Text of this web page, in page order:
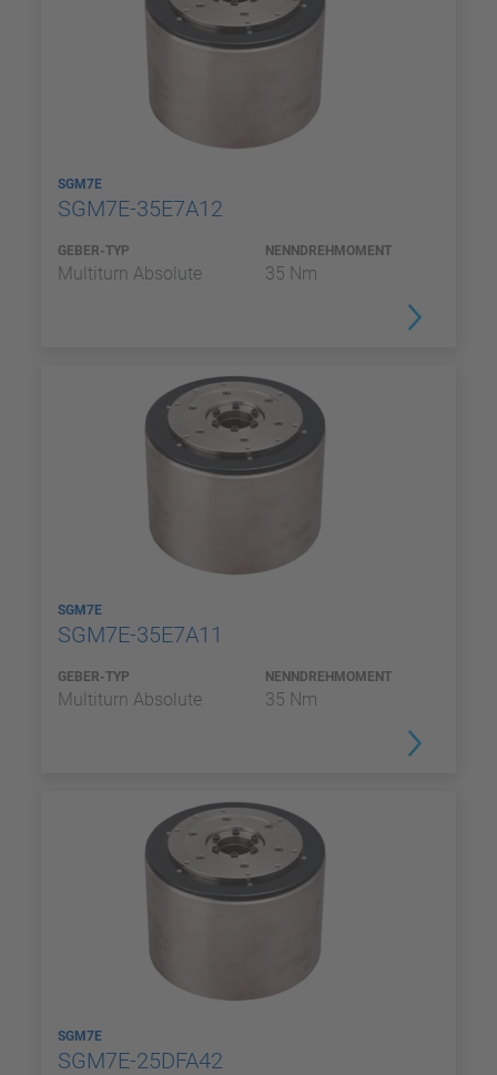
SGM7E
SGM7E-35E7A12
GEBER-TYP
Multiturn Absolute
NENNDREHMOMENT
35 Nm
SGM7E
SGM7E-35E7A11
GEBER-TYP
Multiturn Absolute
NENNDREHMOMENT
35 Nm
SGM7E
SGM7E-25DFA42